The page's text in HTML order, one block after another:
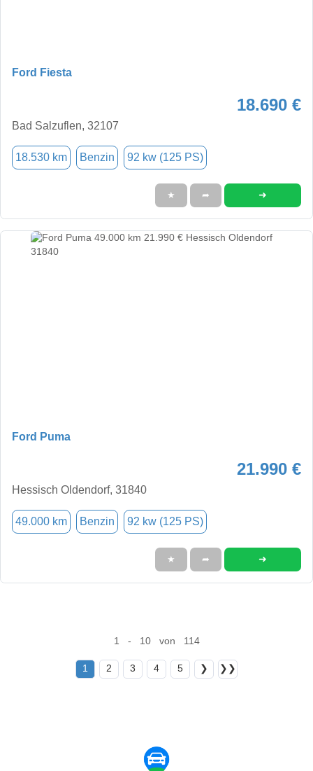
Ford Fiesta
18.690 €
Bad Salzuflen, 32107
18.530 km Benzin 92 kw (125 PS)
★ ➦ ➜
Ford Puma
21.990 €
Hessisch Oldendorf, 31840
49.000 km Benzin 92 kw (125 PS)
★ ➦ ➜
1 - 10 von 114
1 2 3 4 5 ❯ ❯❯